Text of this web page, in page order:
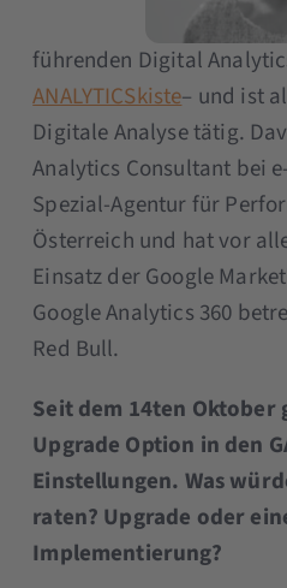
führenden Digital
ANALYTICSkiste– und ist
Digitale Analyse tätig.
Analytics Consultant bei
Spezial-Agentur für
Österreich und hat vor
Einsatz der Google
Google Analytics 360
Red Bull.
Seit dem 14ten Oktober
Upgrade Option in den
Einstellungen. Was
raten? Upgrade oder
Implementierung?